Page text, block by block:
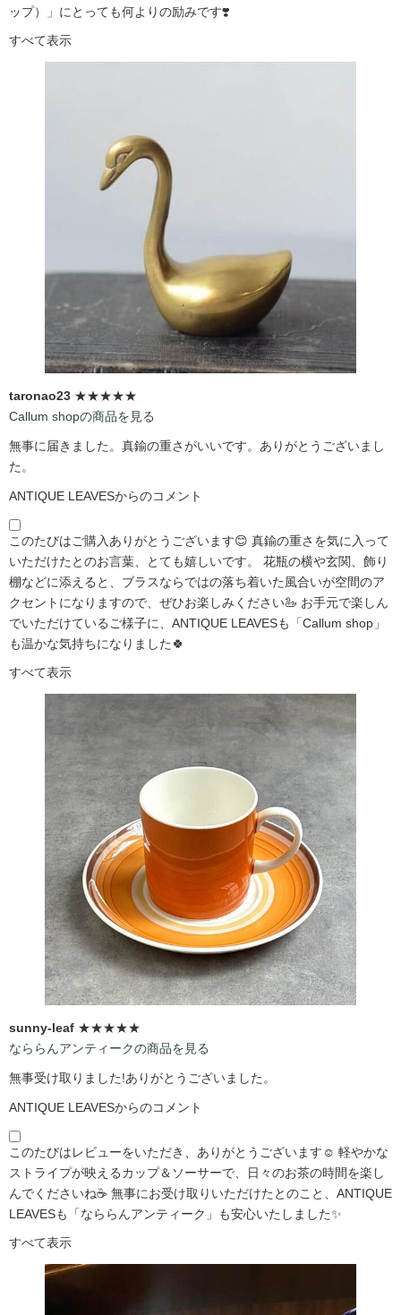
ップ）」にとっても何よりの励みです❣️
すべて表示
taronao23 ★★★★★
Callum shopの商品を見る
無事に届きました。真鍮の重さがいいです。ありがとうございまし
た。
ANTIQUE LEAVESからのコメント
このたびはご購入ありがとうございます😊 真鍮の重さを気に入って
いただけたとのお言葉、とても嬉しいです。 花瓶の横や玄関、飾り
棚などに添えると、ブラスならではの落ち着いた風合いが空間のア
クセントになりますので、ぜひお楽しみください🦢 お手元で楽しん
でいただけているご様子に、ANTIQUE LEAVESも「Callum shop」
も温かな気持ちになりました🍀
すべて表示
sunny-leaf ★★★★★
なららんアンティークの商品を見る
無事受け取りました!ありがとうございました。
ANTIQUE LEAVESからのコメント
このたびはレビューをいただき、ありがとうございます☺️ 軽やかな
ストライプが映えるカップ＆ソーサーで、日々のお茶の時間を楽し
んでくださいね☕ 無事にお受け取りいただけたとのこと、ANTIQUE
LEAVESも「なららんアンティーク」も安心いたしました✨
すべて表示